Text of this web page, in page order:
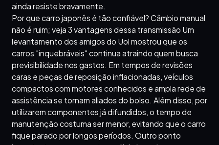
ainda resiste bravamente.
Por que carro japonês é tão confiável? Câmbio manual
não é ruim; veja 3 vantagens dessa transmissão Um
levantamento dos amigos do Uol mostrou que os
carros "inquebráveis" continua atraindo quem busca
previsibilidade nos gastos. Em tempos de revisões
caras e peças de reposição inflacionadas, veículos
compactos com motores conhecidos e ampla rede de
assistência se tornam aliados do bolso. Além disso, por
utilizarem componentes já difundidos, o tempo de
manutenção costuma ser menor, evitando que o carro
fique parado por longos períodos. Outro ponto